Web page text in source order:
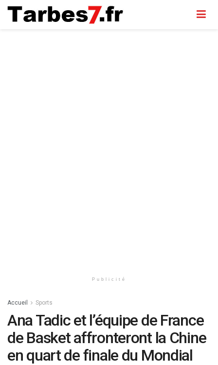
Publicité
Accueil Sports
Ana Tadic et l’équipe de France
de Basket affronteront la Chine
en quart de finale du Mondial